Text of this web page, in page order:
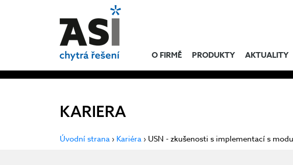
O FIRMĚ PRODUKTY AKTUALITY
KARIERA
Úvodní strana › Kariéra › USN - zkušenosti s implementací s